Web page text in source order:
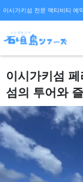
이시가키섬 전문 액티비티 예
이시가키섬
섬의 투어와